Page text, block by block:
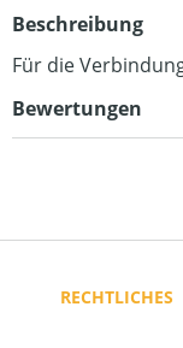
Beschreibung
Für die
Bewertungen
RECHTLICHES